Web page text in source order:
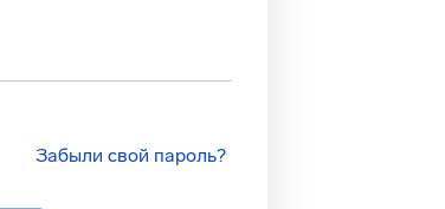
Забыли свой пароль?